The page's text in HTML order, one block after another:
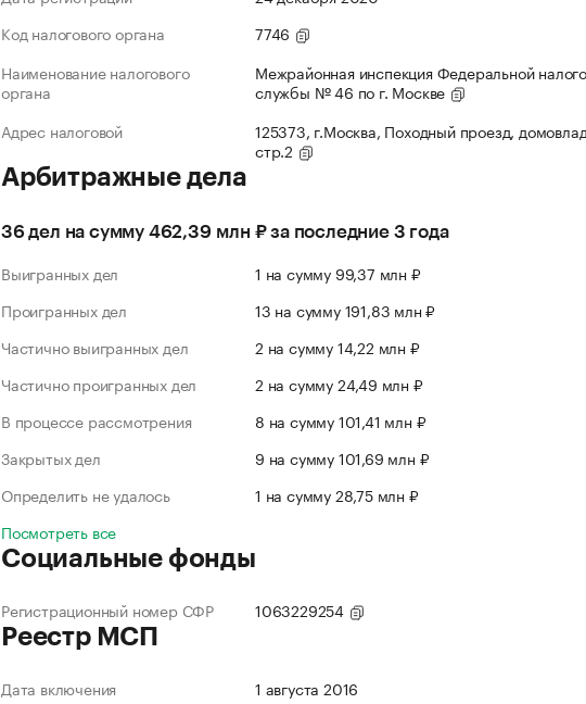
Код налогового органа
7746
Наименование налогового
органа
Межрайонная инспекция Федеральной
службы № 46 по г. Москве
Адрес налоговой
125373, г.Москва, Походный проезд,
стр.2
Арбитражные дела
36 дел на сумму 462,39 млн ₽ за последние 3 года
Выигранных дел
1 на сумму 99,37 млн ₽
Проигранных дел
13 на сумму 191,83 млн ₽
Частично выигранных дел
2 на сумму 14,22 млн ₽
Частично проигранных дел
2 на сумму 24,49 млн ₽
В процессе рассмотрения
8 на сумму 101,41 млн ₽
Закрытых дел
9 на сумму 101,69 млн ₽
Определить не удалось
1 на сумму 28,75 млн ₽
Посмотреть все
Социальные фонды
Регистрационный номер СФР 1063229254
Реестр МСП
Дата включения
1 августа 2016